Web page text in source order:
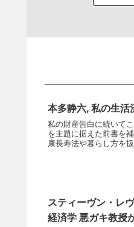
本多静六, 私の生活
私の財産告白に続いて
を主題に据えた前書を
康長寿法や暮らし方を
生活スタイルは、資産
スティーヴン・レ
経済学 悪ガキ教授